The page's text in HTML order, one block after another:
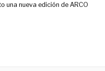
una nueva edición de ARCO